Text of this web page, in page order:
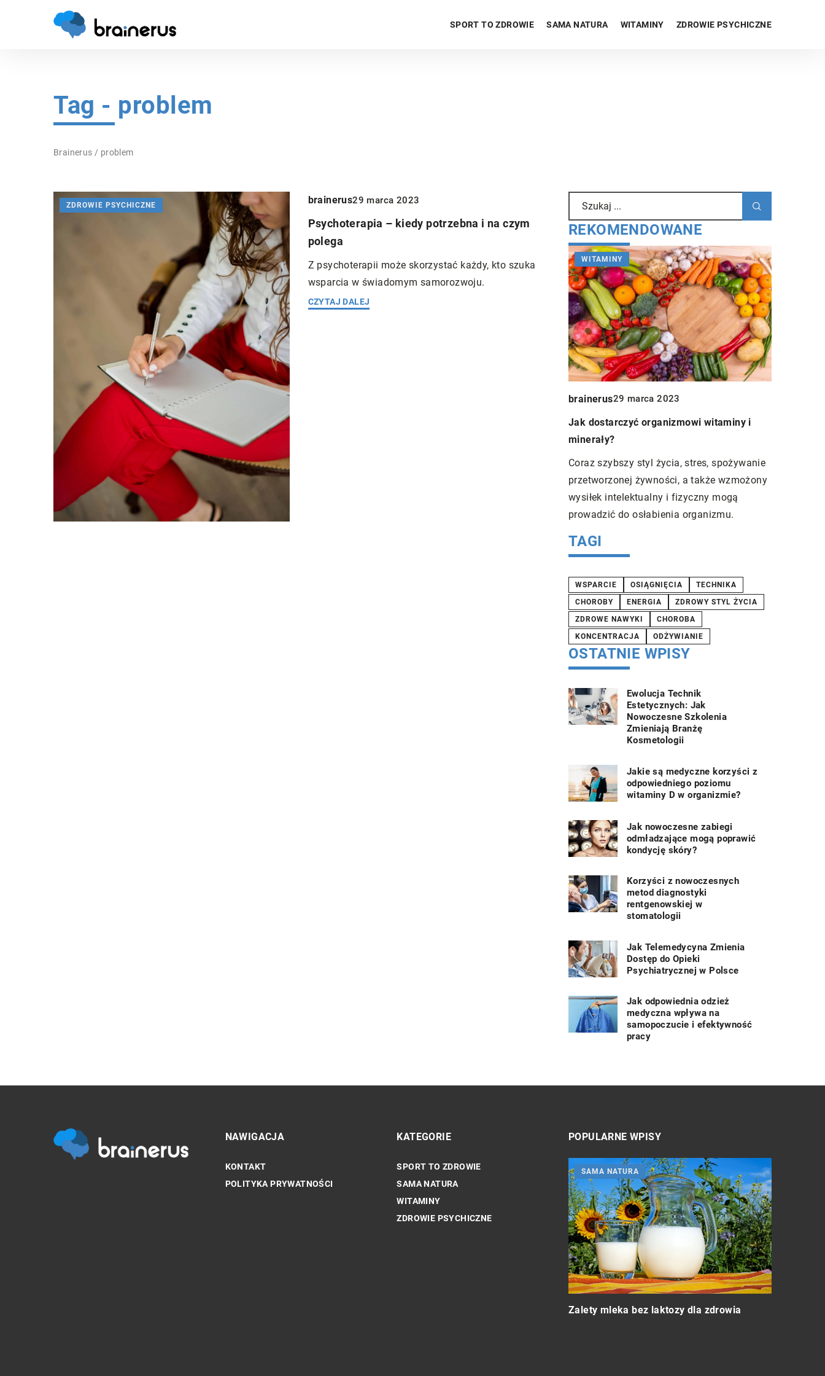
SPORT TO ZDROWIE SAMA NATURA WITAMINY ZDROWIE PSYCHICZNE
Tag - problem
Brainerus / problem
ZDROWIE PSYCHICZNE brainerus29 marca 2023
Psychoterapia – kiedy potrzebna i na czym
polega
Z psychoterapii może skorzystać każdy, kto szuka
wsparcia w świadomym samorozwoju.
CZYTAJ DALEJ
REKOMENDOWANE
INNE
Redaktor Blue Whale Press16 stycznia 2024
Jak naturalne kosmetyki i zioła mogą
wspomóc codzienną pielęgnację?
Przejdź na zieloną stronę pielęgnacji skóry.
Odkryj dobroczynne działanie naturalnych
kosmetyków i ziół, które łagodzą, odżywiają
i chronią twoją skórę, czyniąc ją promienną i
zdrową.
SPORT TO ZDROWIE WITAMINY
brainerus29 marca 2023
Jak dostarczyć organizmowi witaminy i
minerały?
Coraz szybszy styl życia, stres, spożywanie
przetworzonej żywności, a także wzmożony
wysiłek intelektualny i fizyczny mogą
prowadzić do osłabienia organizmu.
TAGI
WSPARCIE OSIĄGNIĘCIA
TECHNIKA
CHOROBY
ENERGIA
ZDROWY STYL ŻYCIA
ZDROWE NAWYKI
CHOROBA
KONCENTRACJA
ODŻYWIANIE
OSTATNIE WPISY
Ewolucja Technik
Estetycznych: Jak
Nowoczesne Szkolenia
Zmieniają Branżę
Kosmetologii
Jakie są medyczne korzyści z
odpowiedniego poziomu
witaminy D w organizmie?
Jak nowoczesne zabiegi
odmładzające mogą poprawić
kondycję skóry?
Korzyści z nowoczesnych
metod diagnostyki
rentgenowskiej w
stomatologii
Jak Telemedycyna Zmienia
Dostęp do Opieki
Psychiatrycznej w Polsce
Jak odpowiednia odzież
medyczna wpływa na
samopoczucie i efektywność
pracy
NAWIGACJA
KONTAKT
POLITYKA PRYWATNOŚCI
KATEGORIE
SPORT TO ZDROWIE
SAMA NATURA
WITAMINY
ZDROWIE PSYCHICZNE
POPULARNE WPISY
ZDROWIE PSYCHICZNE ZDROWIE PSYCHICZNE SAMA NATURA
Zalety mleka bez laktozy dla zdrowia